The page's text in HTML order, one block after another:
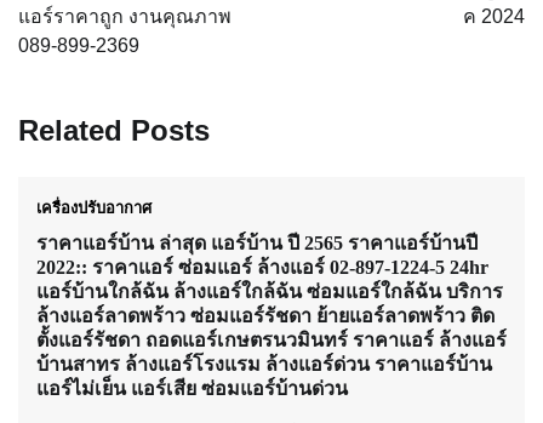
แอร์ราคาถูก งานคุณภาพ
089-899-2369
ค 2024
Related Posts
เครื่องปรับอากาศ
ราคาแอร์บ้าน ล่าสุด แอร์บ้าน ปี 2565 ราคาแอร์บ้านปี
2022:: ราคาแอร์ ซ่อมแอร์ ล้างแอร์ 02-897-1224-5 24hr
แอร์บ้านใกล้ฉัน ล้างแอร์ใกล้ฉัน ซ่อมแอร์ใกล้ฉัน บริการ
ล้างแอร์ลาดพร้าว ซ่อมแอร์รัชดา ย้ายแอร์ลาดพร้าว ติด
ตั้งแอร์รัชดา ถอดแอร์เกษตรนวมินทร์ ราคาแอร์ ล้างแอร์
บ้านสาทร ล้างแอร์โรงแรม ล้างแอร์ด่วน ราคาแอร์บ้าน
แอร์ไม่เย็น แอร์เสีย ซ่อมแอร์บ้านด่วน